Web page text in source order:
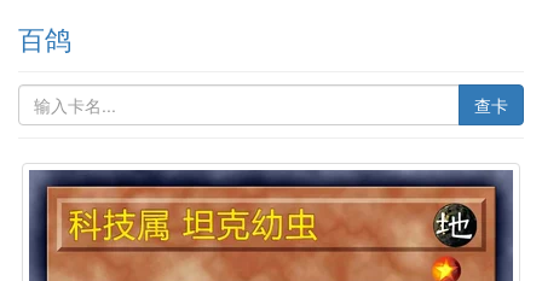
百鸽
查卡